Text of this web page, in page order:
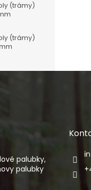
(trámy)
(trámy)
palubky,
palubky